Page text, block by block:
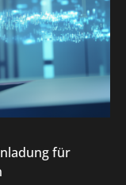
für